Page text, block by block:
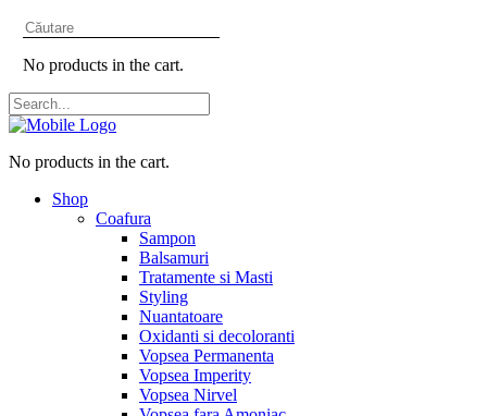
No products in the cart.
No products in the cart.
Shop
Coafura
Sampon
Balsamuri
Tratamente si Masti
Styling
Nuantatoare
Oxidanti si decoloranti
Vopsea Permanenta
Vopsea Imperity
Vopsea Nirvel